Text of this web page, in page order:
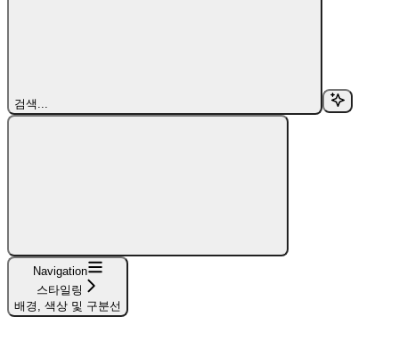
검색...
Navigation
스타일링
배경, 색상 및 구분선